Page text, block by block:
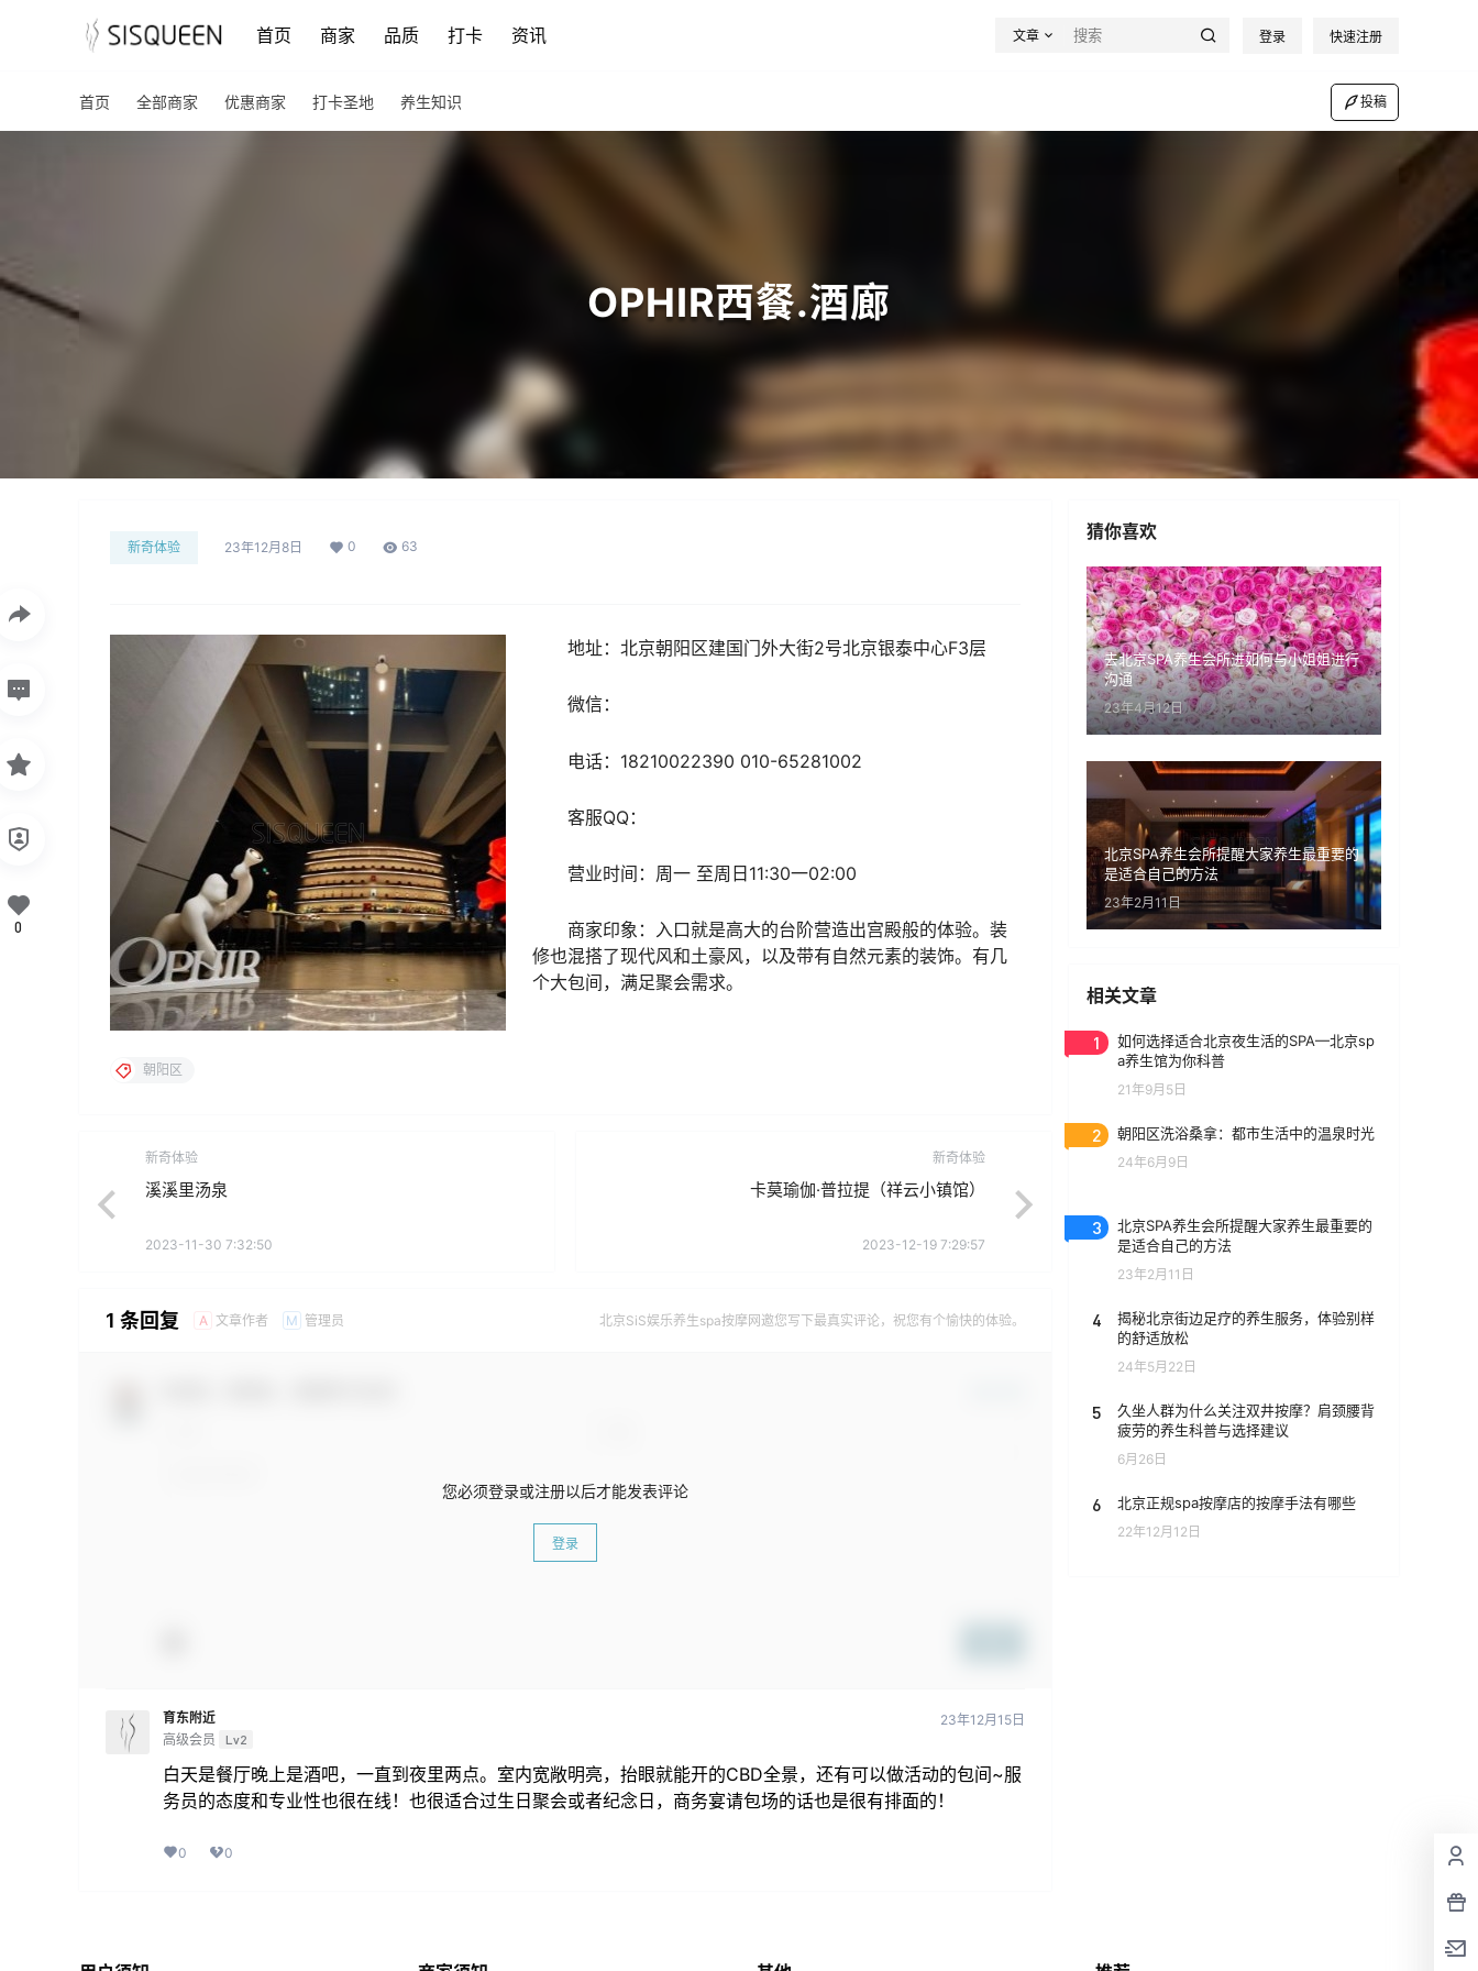
首页 商家 品质 打卡 资讯 文章 登录 快速注册
首页 全部商家 优惠商家 打卡圣地 养生知识 投稿
OPHIR西餐.酒廊
新奇体验 23年12月8日 0 63
地址： 北京朝阳区建国门外大街2号北京银泰中心F3层
微信：
电话： 18210022390 010-65281002
客服QQ：
营业时间： 周一 至周日11:30一02:00
商家印象：入口就是高大的台阶营造出宫殿般的体验。装
修也混搭了现代风和土豪风，以及带有自然元素的装饰。有几
个大包间，满足聚会需求。
0
朝阳区
新奇体验
溪溪里汤泉
2023-11-30 7:32:50
新奇体验
卡莫瑜伽·普拉提（祥云小镇馆）
2023-12-19 7:29:57
1 条回复 A 文章作者 M 管理员 北京SiS娱乐养生spa按摩网邀您写下最真实评论，祝您有个愉快的体验。
您必须登录或注册以后才能发表评论
登录
育东附近
高级会员
Lv2
23年12月15日
白天是餐厅晚上是酒吧，一直到夜里两点。室内宽敞明亮，抬眼就能开的CBD全景，还有可以做活动的包间~服
务员的态度和专业性也很在线！也很适合过生日聚会或者纪念日，商务宴请包场的话也是很有排面的！
0 0
猜你喜欢
去北京SPA养生会所进如何与小姐姐进行
沟通
23年4月12日
北京SPA养生会所提醒大家养生最重要的
是适合自己的方法
23年2月11日
相关文章
1
如何选择适合北京夜生活的SPA—北京sp
a养生馆为你科普
21年9月5日
2 朝阳区洗浴桑拿：都市生活中的温泉时光
24年6月9日
3
北京SPA养生会所提醒大家养生最重要的
是适合自己的方法
23年2月11日
4
揭秘北京街边足疗的养生服务，体验别样
的舒适放松
24年5月22日
5
久坐人群为什么关注双井按摩？肩颈腰背
疲劳的养生科普与选择建议
6月26日
6 北京正规spa按摩店的按摩手法有哪些
22年12月12日